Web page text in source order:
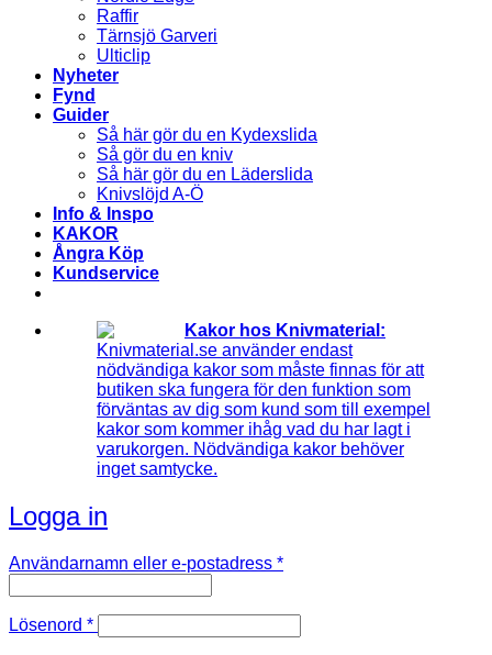
Raffir
Tärnsjö Garveri
Ulticlip
Nyheter
Fynd
Guider
Så här gör du en Kydexslida
Så gör du en kniv
Så här gör du en Läderslida
Knivslöjd A-Ö
Info & Inspo
KAKOR
Ångra Köp
Kundservice
Kakor hos Knivmaterial:
Knivmaterial.se använder endast
nödvändiga kakor som måste finnas för att
butiken ska fungera för den funktion som
förväntas av dig som kund som till exempel
kakor som kommer ihåg vad du har lagt i
varukorgen. Nödvändiga kakor behöver
inget samtycke.
Logga in
Användarnamn eller e-postadress *Obligatoriskt
Lösenord *Obligatoriskt